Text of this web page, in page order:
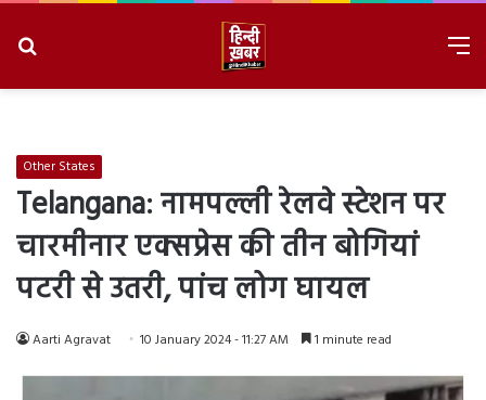
Other States
Telangana: नामपल्ली रेलवे स्टेशन पर
चारमीनार एक्सप्रेस की तीन बोगियां
पटरी से उतरी, पांच लोग घायल
Aarti Agravat 10 January 2024 - 11:27 AM 1 minute read